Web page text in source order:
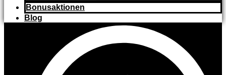
Bonusaktionen
Blog